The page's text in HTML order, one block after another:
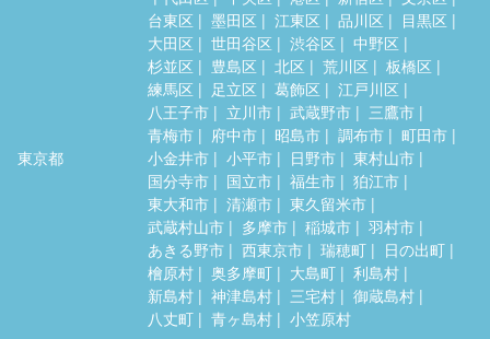
東京都
台東区
墨田区 江東区 品川区
目黒区
大田区
世田谷区 渋谷区
中野区
杉並区
豊島区 北区 荒川区
板橋区
練馬区
足立区 葛飾区
江戸川区
八王子市
立川市 武蔵野市
三鷹市
青梅市
府中市 昭島市 調布市
町田市
小金井市
小平市 日野市
東村山市
国分寺市
国立市 福生市
狛江市
東大和市
清瀬市
東久留米市
武蔵村山市
多摩市 稲城市
羽村市
あきる野市
西東京市 瑞穂町
日の出町
檜原村
奥多摩町 大島町
利島村
新島村
神津島村 三宅村
御蔵島村
八丈町
青ヶ島村 小笠原村